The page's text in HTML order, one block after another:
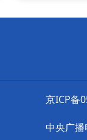
京ICP备
中央广